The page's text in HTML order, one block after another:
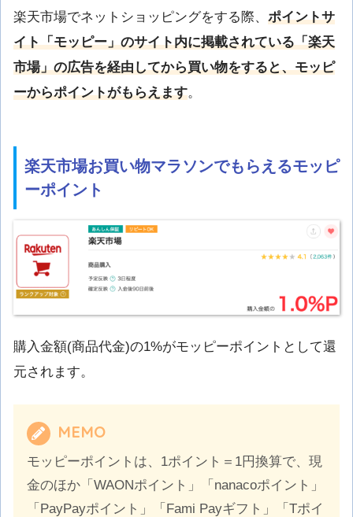
楽天市場でネットショッピングをする際、 ポイントサ
イト「モッピー」のサイト内に掲載されている「楽天
市場」の広告を経由してから買い物をすると、モッピ
ーからポイントがもらえます。
楽天市場お買い物マラソンでもらえるモッピ
ーポイント
購入金額(商品代金)の1%がモッピーポイントとして還
元されます。
MEMO
モッピーポイントは、1ポイント＝1円換算で、現
金のほか「WAONポイント」「nanacoポイント」
「PayPayポイント」「Fami Payギフト」「Tポイ